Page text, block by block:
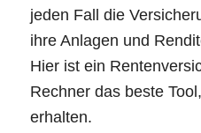
jeden Fall die
ihre Anlagen und
Hier ist ein
Rechner das beste
erhalten.